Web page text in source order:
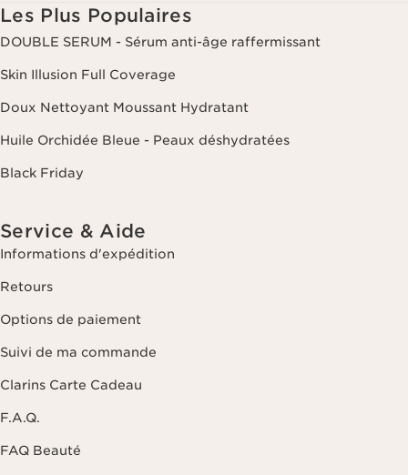
Les Plus Populaires
DOUBLE SERUM - Sérum anti-âge raffermissant
Skin Illusion Full Coverage
Doux Nettoyant Moussant Hydratant
Huile Orchidée Bleue - Peaux déshydratées
Black Friday
Service & Aide
Informations d'expédition
Retours
Options de paiement
Suivi de ma commande
Clarins Carte Cadeau
F.A.Q.
FAQ Beauté